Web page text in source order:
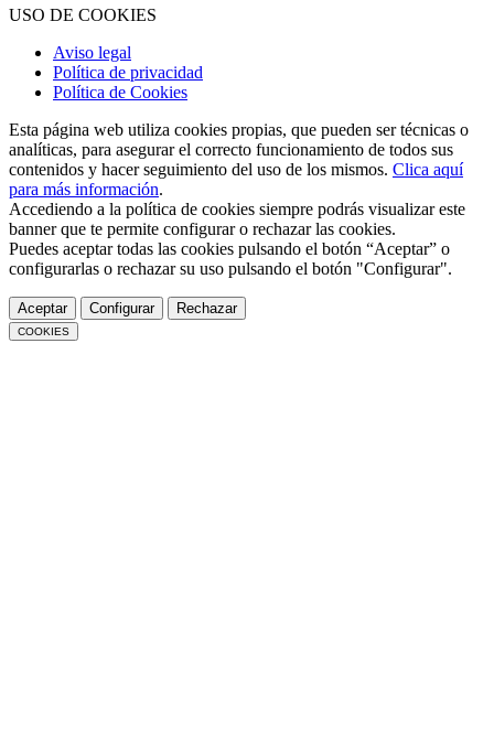
USO DE COOKIES
Aviso legal
Política de privacidad
Política de Cookies
Esta página web utiliza cookies propias, que pueden ser técnicas o
analíticas, para asegurar el correcto funcionamiento de todos sus
contenidos y hacer seguimiento del uso de los mismos. Clica aquí
para más información.
Accediendo a la política de cookies siempre podrás visualizar este
banner que te permite configurar o rechazar las cookies.
Puedes aceptar todas las cookies pulsando el botón “Aceptar” o
configurarlas o rechazar su uso pulsando el botón "Configurar".
Aceptar Configurar Rechazar
COOKIES